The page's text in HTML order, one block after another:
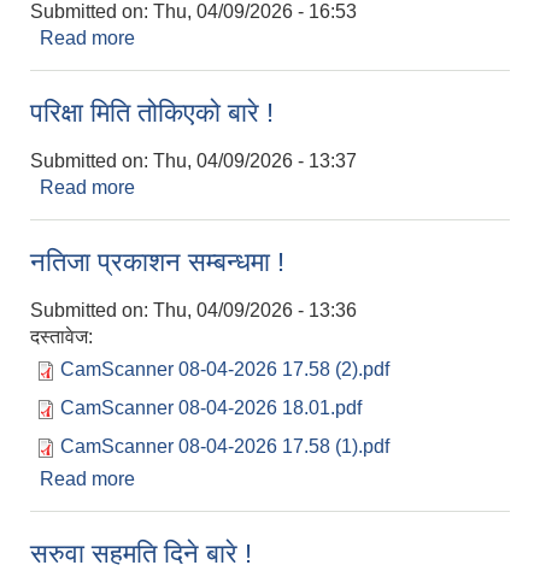
Submitted on: Thu, 04/09/2026 - 16:53
Read more
परिक्षा मिति तोकिएको बारे !
Submitted on: Thu, 04/09/2026 - 13:37
Read more
‍नतिजा प्रकाशन सम्बन्धमा !
Submitted on: Thu, 04/09/2026 - 13:36
दस्तावेज:
CamScanner 08-04-2026 17.58 (2).pdf
CamScanner 08-04-2026 18.01.pdf
CamScanner 08-04-2026 17.58 (1).pdf
Read more
सरुवा सहमति दिने बारे !